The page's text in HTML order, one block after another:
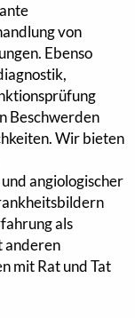
von
Ebenso
Beschwerden
Wir bieten
angiologischer
als
anderen
mit Rat und Tat